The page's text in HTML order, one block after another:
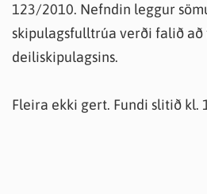
123/2010. Nefndin leggur
skipulagsfulltrúa verði falið
deiliskipulagsins.
Fleira ekki gert. Fundi slitið kl.